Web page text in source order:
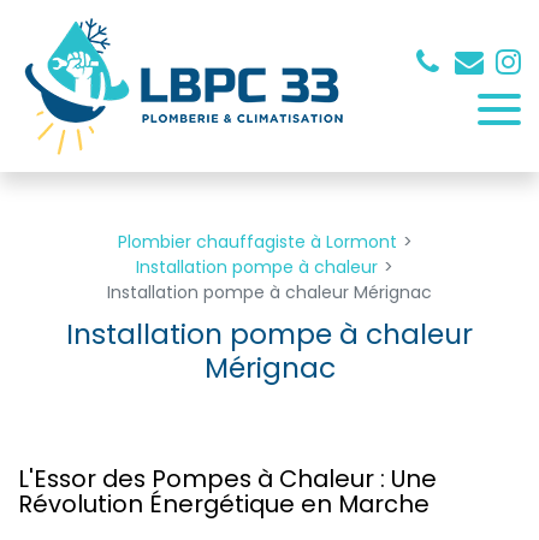
Plombier chauffagiste à Lormont
Installation pompe à chaleur
Installation pompe à chaleur Mérignac
Installation pompe à chaleur
Mérignac
L'Essor des Pompes à Chaleur : Une
Révolution Énergétique en Marche
Panneau de gestion des cookies